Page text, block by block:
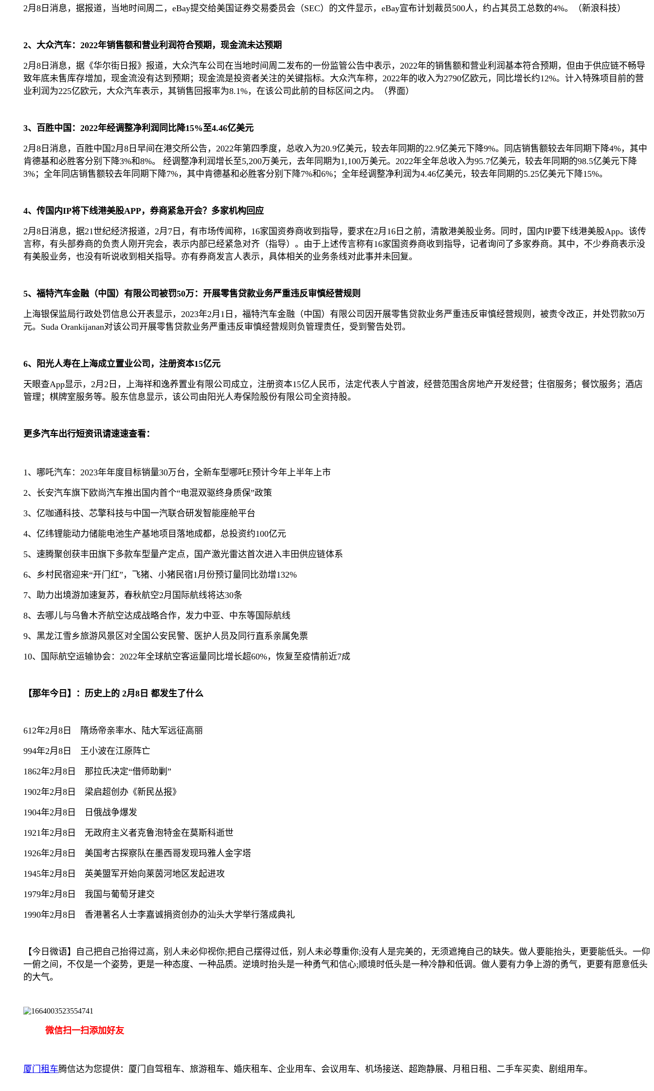
2月8日消息，据报道，当地时间周二，eBay提交给美国证券交易委员会（SEC）的文件显示，eBay宣布计划裁员500人，约占其员工总数的4%。（新浪科技）
2、大众汽车：2022年销售额和营业利润符合预期，现金流未达预期
2月8日消息，据《华尔街日报》报道，大众汽车公司在当地时间周二发布的一份监管公告中表示，2022年的销售额和营业利润基本符合预期，但由于供应链不畅导
致年底未售库存增加，现金流没有达到预期；现金流是投资者关注的关键指标。大众汽车称，2022年的收入为2790亿欧元，同比增长约12%。计入特殊项目前的营
业利润为225亿欧元，大众汽车表示，其销售回报率为8.1%，在该公司此前的目标区间之内。（界面）
3、百胜中国：2022年经调整净利润同比降15%至4.46亿美元
2月8日消息，百胜中国2月8日早间在港交所公告，2022年第四季度，总收入为20.9亿美元，较去年同期的22.9亿美元下降9%。同店销售额较去年同期下降4%，其中
肯德基和必胜客分别下降3%和8%。 经调整净利润增长至5,200万美元，去年同期为1,100万美元。2022年全年总收入为95.7亿美元，较去年同期的98.5亿美元下降
3%；全年同店销售额较去年同期下降7%，其中肯德基和必胜客分别下降7%和6%；全年经调整净利润为4.46亿美元，较去年同期的5.25亿美元下降15%。
4、传国内IP将下线港美股APP，券商紧急开会？多家机构回应
2月8日消息，据21世纪经济报道，2月7日，有市场传闻称，16家国资券商收到指导，要求在2月16日之前，清散港美股业务。同时，国内IP要下线港美股App。该传
言称，有头部券商的负责人刚开完会，表示内部已经紧急对齐（指导）。由于上述传言称有16家国资券商收到指导，记者询问了多家券商。其中，不少券商表示没
有美股业务，也没有听说收到相关指导。亦有券商发言人表示，具体相关的业务条线对此事并未回复。
5、福特汽车金融（中国）有限公司被罚50万：开展零售贷款业务严重违反审慎经营规则
上海银保监局行政处罚信息公开表显示，2023年2月1日，福特汽车金融（中国）有限公司因开展零售贷款业务严重违反审慎经营规则，被责令改正，并处罚款50万
元。Suda Orankijanan对该公司开展零售贷款业务严重违反审慎经营规则负管理责任，受到警告处罚。
6、阳光人寿在上海成立置业公司，注册资本15亿元
天眼查App显示，2月2日，上海祥和逸养置业有限公司成立，注册资本15亿人民币，法定代表人宁首波，经营范围含房地产开发经营；住宿服务；餐饮服务；酒店
管理；棋牌室服务等。股东信息显示，该公司由阳光人寿保险股份有限公司全资持股。
更多汽车出行短资讯请速速查看：
1、哪吒汽车：2023年年度目标销量30万台，全新车型哪吒E预计今年上半年上市
2、长安汽车旗下欧尚汽车推出国内首个“电混双驱终身质保”政策
3、亿咖通科技、芯擎科技与中国一汽联合研发智能座舱平台
4、亿纬锂能动力储能电池生产基地项目落地成都，总投资约100亿元
5、速腾聚创获丰田旗下多款车型量产定点，国产激光雷达首次进入丰田供应链体系
6、乡村民宿迎来“开门红”，飞猪、小猪民宿1月份预订量同比劲增132%
7、助力出境游加速复苏，春秋航空2月国际航线将达30条
8、去哪儿与乌鲁木齐航空达成战略合作，发力中亚、中东等国际航线
9、黑龙江雪乡旅游风景区对全国公安民警、医护人员及同行直系亲属免票
10、国际航空运输协会：2022年全球航空客运量同比增长超60%，恢复至疫情前近7成
【那年今日】：历史上的 2月8日 都发生了什么
612年2月8日 隋炀帝亲率水、陆大军远征高丽
994年2月8日 王小波在江原阵亡
1862年2月8日 那拉氏决定“借师助剿”
1902年2月8日 梁启超创办《新民丛报》
1904年2月8日 日俄战争爆发
1921年2月8日 无政府主义者克鲁泡特金在莫斯科逝世
1926年2月8日 美国考古探察队在墨西哥发现玛雅人金字塔
1945年2月8日 英美盟军开始向莱茵河地区发起进攻
1979年2月8日 我国与葡萄牙建交
1990年2月8日 香港著名人士李嘉诚捐资创办的汕头大学举行落成典礼
【今日微语】自己把自己抬得过高，别人未必仰视你;把自己摆得过低，别人未必尊重你;没有人是完美的，无须遮掩自己的缺失。做人要能抬头，更要能低头。一仰
一俯之间，不仅是一个姿势，更是一种态度、一种品质。逆境时抬头是一种勇气和信心;顺境时低头是一种冷静和低调。做人要有力争上游的勇气，更要有愿意低头
的大气。
微信扫一扫添加好友
厦门租车腾信达为您提供：厦门自驾租车、旅游租车、婚庆租车、企业用车、会议用车、机场接送、超跑静展、月租日租、二手车买卖、剧组用车。